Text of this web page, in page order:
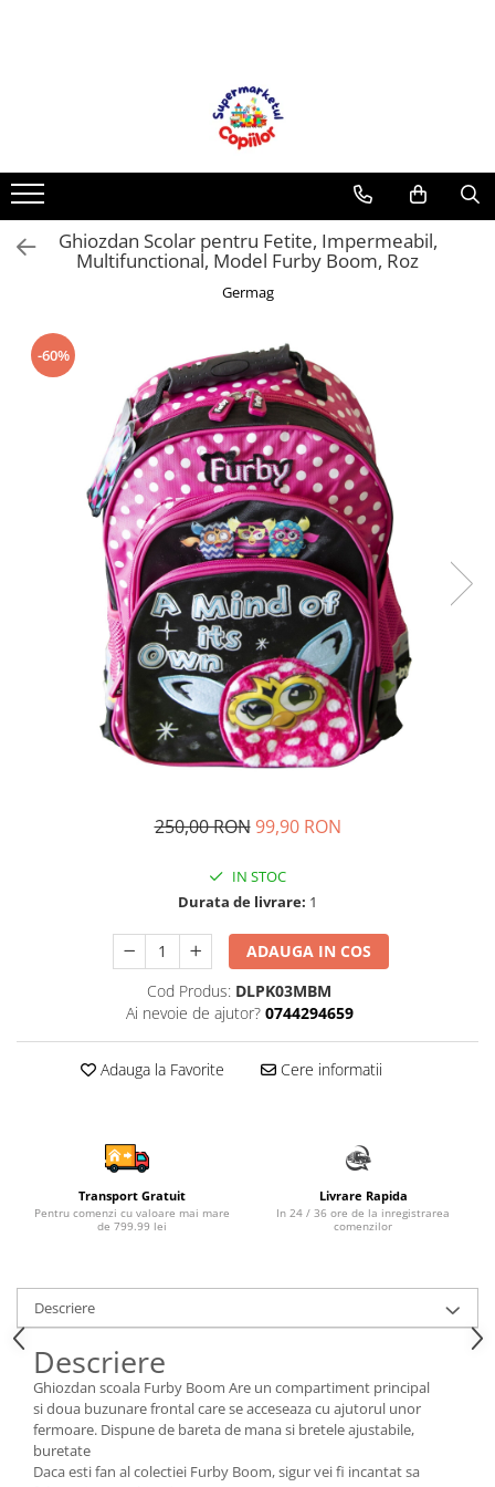
Accesorii pentru petrecere
Baloane
Mobila gradina & terasa
Carti pentru copii
Activitati extracurriculare
Povesti pentru copii
Carti de Povesti pentru Copii
Rechizite si papetarie pentru copii
Creioane colorate si carioci
Ghiozdane si genti
Harti de perete si globuri
Librarie online
Manuale si auxiliare scolare
Birotica & Papetarie
Aspiratoare nazale si accesorii
Creme si lotiuni de corp copii
Olite si reductoare WC
Sampon si balsam copii
Sapun & Gel de dus copii
Ulei de corp copii
Arme de jucarie
Ateliere si bancuri de lucru
Bucatarii copii
Casute de papusi si mobilier
Cuburi si caramizi
Elicoptere, avioane si nave de
jucarie
Figurine
Frumusete, bijuterii si accesorii
fetite
Ghiozdan Scolar pentru Fetite, Impermeabil,
Multifunctional, Model Furby Boom, Roz
Germag
-60%
250,00 RON 99,90 RON
IN STOC
Durata de livrare: 1
ADAUGA IN COS
Cod Produs: DLPK03MBM
Ai nevoie de ajutor? 0744294659
Adauga la Favorite Cere informatii
Transport Gratuit
Pentru comenzi cu valoare mai mare
de 799.99 lei
Livrare Rapida
In 24 / 36 ore de la inregistrarea
comenzilor
Descriere
Descriere
Ghiozdan scoala Furby Boom Are un compartiment principal
si doua buzunare frontal care se acceseaza cu ajutorul unor
fermoare. Dispune de bareta de mana si bretele ajustabile,
buretate
Daca esti fan al colectiei Furby Boom, sigur vei fi incantat sa